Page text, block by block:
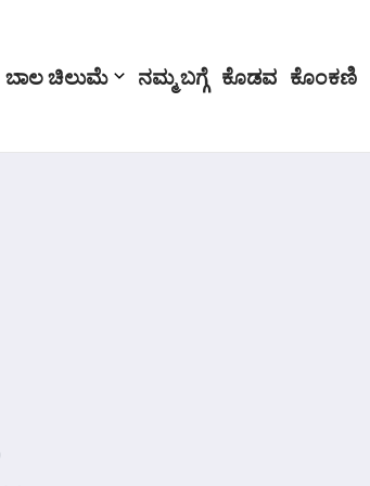
ಬಾಲ ಚಿಲುಮೆ ನಮ್ಮ ಬಗ್ಗೆ ಕೊಡವ ಕೊಂಕಣಿ